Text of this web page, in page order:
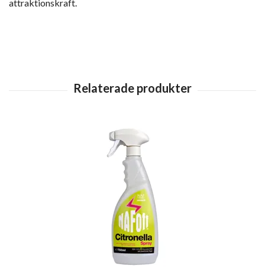
attraktionskraft.